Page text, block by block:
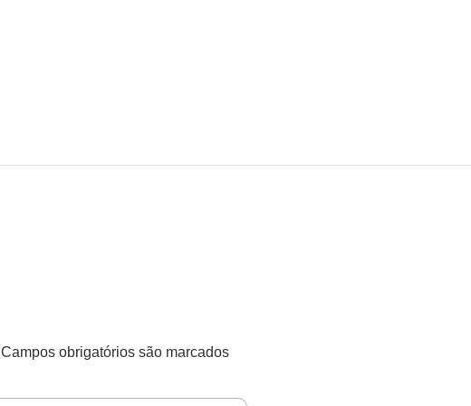
Campos obrigatórios são marcados